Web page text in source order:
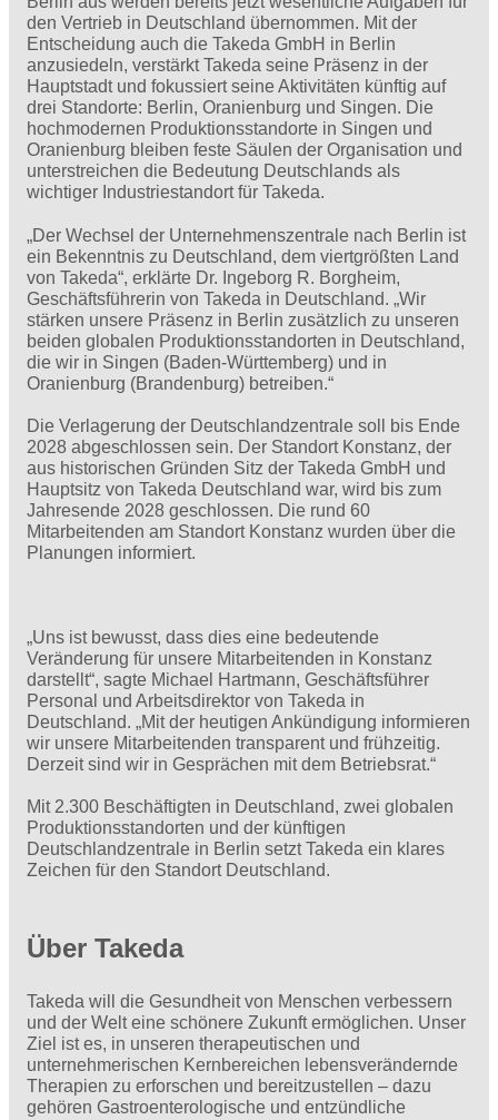
den Vertrieb in Deutschland übernommen. Mit der
Entscheidung auch die Takeda GmbH in Berlin
anzusiedeln, verstärkt Takeda seine Präsenz in der
Hauptstadt und fokussiert seine Aktivitäten künftig auf
drei Standorte: Berlin, Oranienburg und Singen. Die
hochmodernen Produktionsstandorte in Singen und
Oranienburg bleiben feste Säulen der Organisation und
unterstreichen die Bedeutung Deutschlands als
wichtiger Industriestandort für Takeda.
„Der Wechsel der Unternehmenszentrale nach Berlin ist
ein Bekenntnis zu Deutschland, dem viertgrößten Land
von Takeda“, erklärte Dr. Ingeborg R. Borgheim,
Geschäftsführerin von Takeda in Deutschland. „Wir
stärken unsere Präsenz in Berlin zusätzlich zu unseren
beiden globalen Produktionsstandorten in Deutschland,
die wir in Singen (Baden-Württemberg) und in
Oranienburg (Brandenburg) betreiben.“
Die Verlagerung der Deutschlandzentrale soll bis Ende
2028 abgeschlossen sein. Der Standort Konstanz, der
aus historischen Gründen Sitz der Takeda GmbH und
Hauptsitz von Takeda Deutschland war, wird bis zum
Jahresende 2028 geschlossen. Die rund 60
Mitarbeitenden am Standort Konstanz wurden über die
Planungen informiert.
„Uns ist bewusst, dass dies eine bedeutende
Veränderung für unsere Mitarbeitenden in Konstanz
darstellt“, sagte Michael Hartmann, Geschäftsführer
Personal und Arbeitsdirektor von Takeda in
Deutschland. „Mit der heutigen Ankündigung informieren
wir unsere Mitarbeitenden transparent und frühzeitig.
Derzeit sind wir in Gesprächen mit dem Betriebsrat.“
Mit 2.300 Beschäftigten in Deutschland, zwei globalen
Produktionsstandorten und der künftigen
Deutschlandzentrale in Berlin setzt Takeda ein klares
Zeichen für den Standort Deutschland.
Über Takeda
Takeda will die Gesundheit von Menschen verbessern
und der Welt eine schönere Zukunft ermöglichen. Unser
Ziel ist es, in unseren therapeutischen und
unternehmerischen Kernbereichen lebensverändernde
Therapien zu erforschen und bereitzustellen – dazu
gehören Gastroenterologische und entzündliche